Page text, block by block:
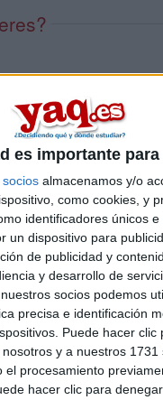
es importante
socios almacenamos y/o
como cookies, y
identificadores únicos e
un dispositivo para
de publicidad y
y desarrollo de
socios podemos
precisa e identificación
Puede hacer clic
y a nuestros 1731
el procesamiento
hacer clic para
(o terminaste)